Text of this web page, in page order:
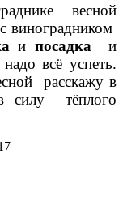
весной
виноградником
и посадка и
всё успеть.
расскажу в
силу тёплого